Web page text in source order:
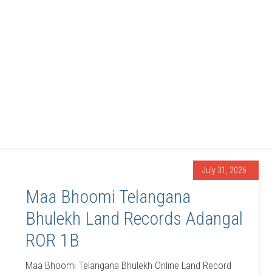
July 31, 2026
Maa Bhoomi Telangana
Bhulekh Land Records Adangal
ROR 1B
Maa Bhoomi Telangana Bhulekh Online Land Record